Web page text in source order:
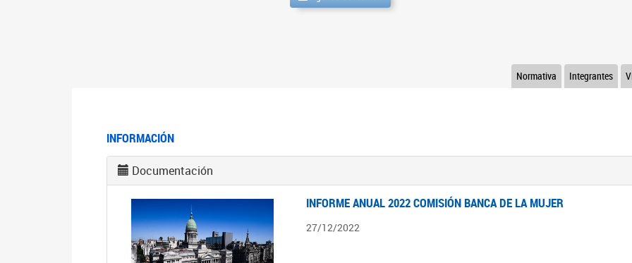
Integrantes
Normativa
INFORMACIÓN
Documentación
INFORME ANUAL 2022 COMISIÓN BANCA DE LA MUJER
27/12/2022